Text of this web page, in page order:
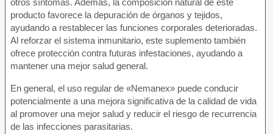
otros síntomas. Además, la composición natural de este
producto favorece la depuración de órganos y tejidos,
ayudando a restablecer las funciones corporales deterioradas.
Al reforzar el sistema inmunitario, este suplemento también
ofrece protección contra futuras infestaciones, ayudando a
mantener una mejor salud general.
En general, el uso regular de «Nemanex» puede conducir
potencialmente a una mejora significativa de la calidad de vida
al promover una mejor salud y reducir el riesgo de recurrencia
de las infecciones parasitarias.